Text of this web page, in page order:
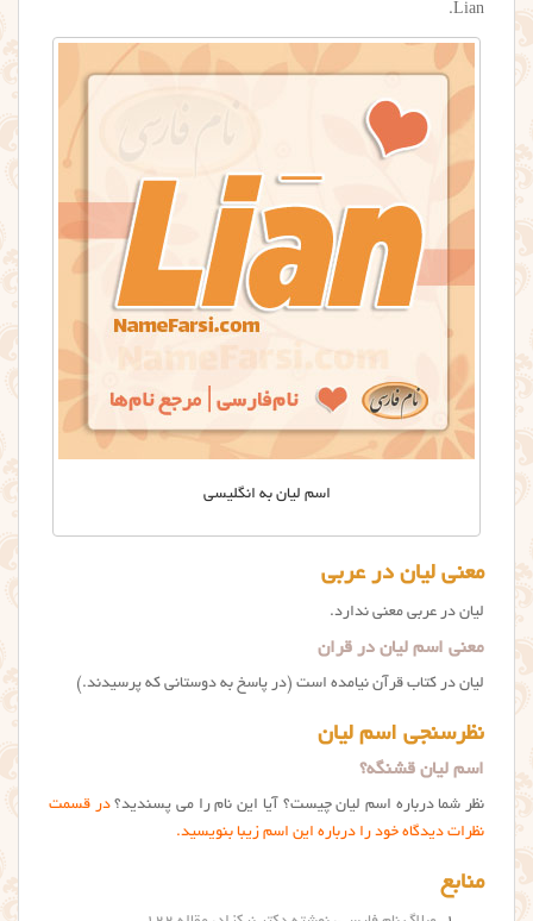
Lian.
اسم لیان به انگلیسی
معنی لیان در عربی
لیان در عربی معنی ندارد.
معنی اسم لیان در قران
لیان در کتاب قرآن نیامده است (در پاسخ به دوستانی که پرسیدند.)
نظرسنجی اسم لیان
اسم لیان قشنگه؟
نظر شما درباره اسم لیان چیست؟ آیا این نام را می پسندید؟در قسمت
نظرات دیدگاه خود را درباره این اسم زیبا بنویسید.
منابع